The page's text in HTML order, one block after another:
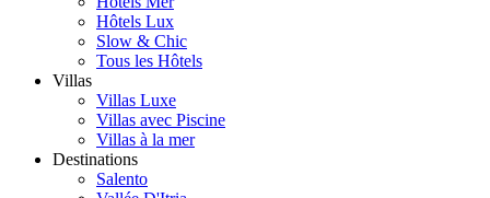
Hôtels Lux
Slow & Chic
Tous les Hôtels
Villas
Villas Luxe
Villas avec Piscine
Villas à la mer
Destinations
Salento